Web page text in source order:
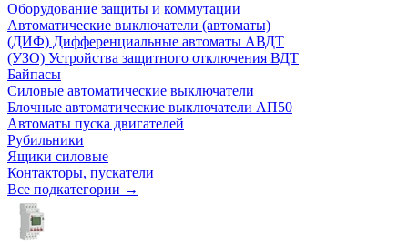
Оборудование защиты и коммутации
Автоматические выключатели (автоматы)
(ДИФ) Дифференциальные автоматы АВДТ
(УЗО) Устройства защитного отключения ВДТ
Байпасы
Силовые автоматические выключатели
Блочные автоматические выключатели АП50
Автоматы пуска двигателей
Рубильники
Ящики силовые
Контакторы, пускатели
Все подкатегории →